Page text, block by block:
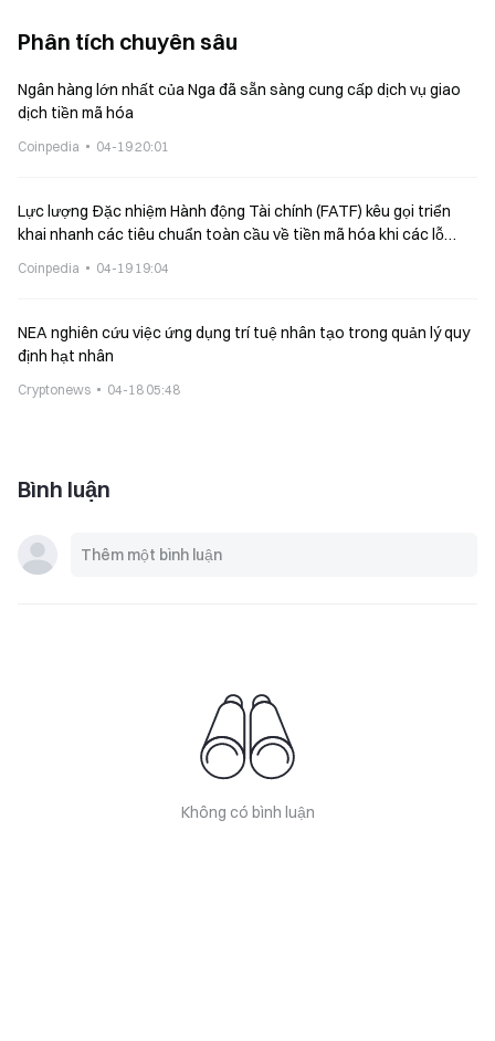
Phân tích chuyên sâu
Ngân hàng lớn nhất của Nga đã sẵn sàng cung cấp dịch vụ giao
dịch tiền mã hóa
Coinpedia 04-19 20:01
Lực lượng Đặc nhiệm Hành động Tài chính (FATF) kêu gọi triển
khai nhanh các tiêu chuẩn toàn cầu về tiền mã hóa khi các lỗ
hệ thống
Coinpedia 04-19 19:04
NEA nghiên cứu việc ứng dụng trí tuệ nhân tạo trong quản lý quy
định hạt nhân
Cryptonews 04-18 05:48
Bình luận
Không có bình luận